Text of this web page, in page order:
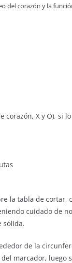
del corazón y la
corazón, X y O), si
la tabla de cortar,
cuidado de
sólida.
de la
marcador, luego